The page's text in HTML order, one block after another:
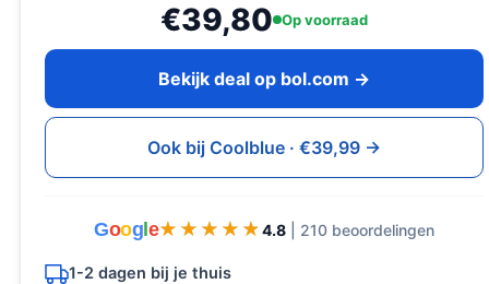
€39,80 Op voorraad
Bekijk deal op bol.com →
Ook bij Coolblue · €39,99 →
Goog e★★★★★
★★★★★ 4.8 | 210 beoordelingen
1-2 dagen bij je thuis